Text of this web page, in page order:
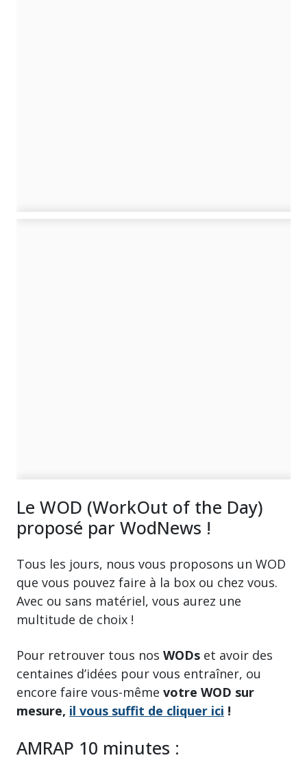
Le WOD (WorkOut of the Day)
proposé par WodNews !
Tous les jours, nous vous proposons un WOD
que vous pouvez faire à la box ou chez vous.
Avec ou sans matériel, vous aurez une
multitude de choix !
Pour retrouver tous nos WODs et avoir des
centaines d’idées pour vous entraîner, ou
encore faire vous-même votre WOD sur
mesure, il vous suffit de cliquer ici !
AMRAP 10 minutes :